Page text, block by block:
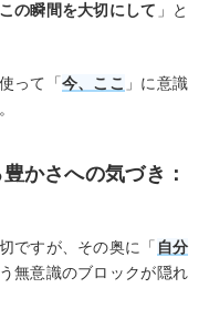
の瞬間を大切にして 」と
って「今、ここ 」に意識
かさへの気づき：
ですが、その奥に「 自分
無意識のブロックが隠れ